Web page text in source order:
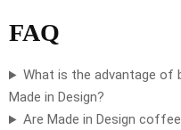
FAQ
What is the advantage of
Made in Design?
Are Made in Design